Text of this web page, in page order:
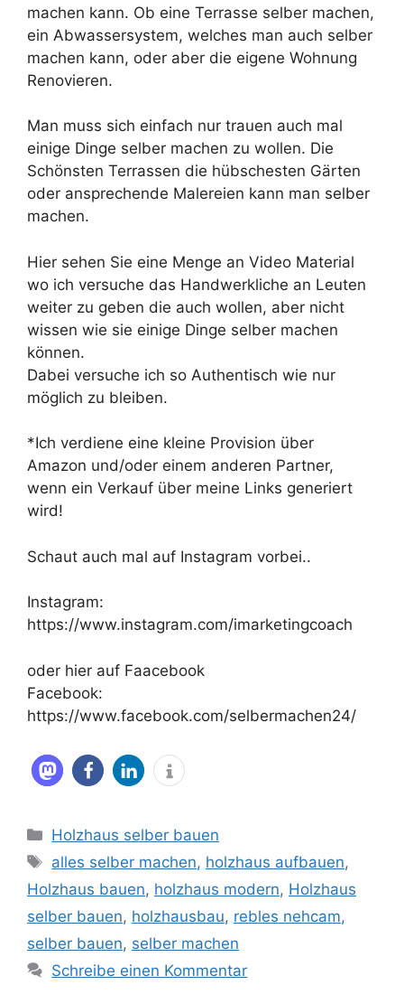
machen kann. Ob eine Terrasse selber machen,
ein Abwassersystem, welches man auch selber
machen kann, oder aber die eigene Wohnung
Renovieren.
Man muss sich einfach nur trauen auch mal
einige Dinge selber machen zu wollen. Die
Schönsten Terrassen die hübschesten Gärten
oder ansprechende Malereien kann man selber
machen.
Hier sehen Sie eine Menge an Video Material
wo ich versuche das Handwerkliche an Leuten
weiter zu geben die auch wollen, aber nicht
wissen wie sie einige Dinge selber machen
können.
Dabei versuche ich so Authentisch wie nur
möglich zu bleiben.
*Ich verdiene eine kleine Provision über
Amazon und/oder einem anderen Partner,
wenn ein Verkauf über meine Links generiert
wird!
Schaut auch mal auf Instagram vorbei..
Instagram:
https://www.instagram.com/imarketingcoach
oder hier auf Faacebook
Facebook:
https://www.facebook.com/selbermachen24/
Kategorien
Holzhaus selber bauen
Schlagwörter
alles selber machen, holzhaus aufbauen,
Holzhaus bauen, holzhaus modern, Holzhaus
selber bauen, holzhausbau, rebles nehcam,
selber bauen, selber machen
Schreibe einen Kommentar